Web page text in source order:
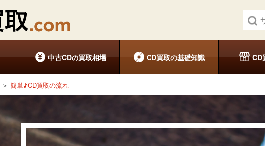
中古CDの買取相場 CD買取の基礎知識 CD
簡単♪CD買取の流れ